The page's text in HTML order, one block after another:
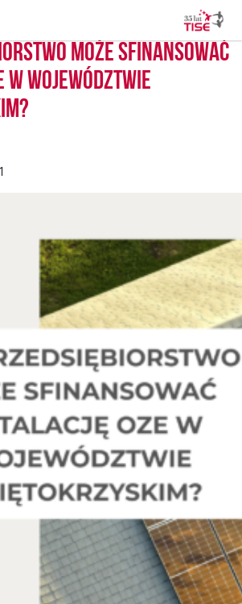
– 100 % online
TISE
PES
może sfinansować
w województwie